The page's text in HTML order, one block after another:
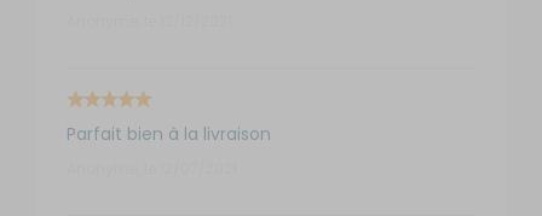
Parfait bien à la livraison